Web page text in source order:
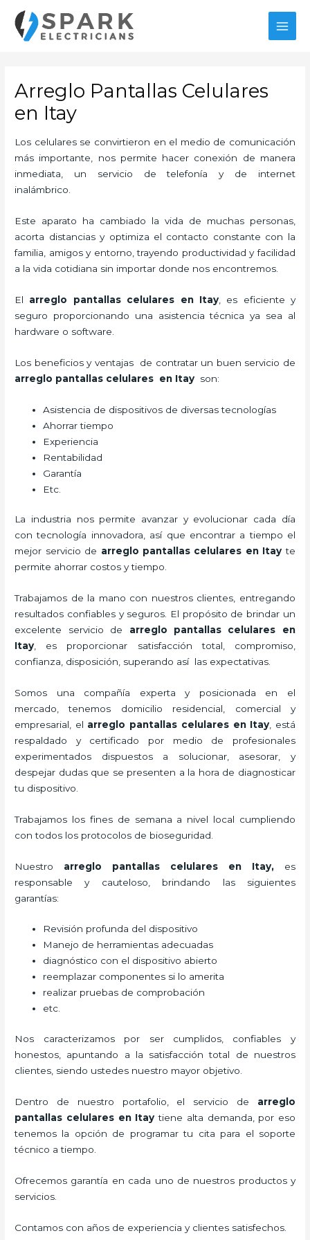
contenido
Arreglo Pantallas Celulares
en Itay
Los celulares se convirtieron en el medio de comunicación
más importante, nos permite hacer conexión de manera
inmediata, un servicio de telefonía y de internet
inalámbrico.
Este aparato ha cambiado la vida de muchas personas,
acorta distancias y optimiza el contacto constante con la
familia, amigos y entorno, trayendo productividad y facilidad
a la vida cotidiana sin importar donde nos encontremos.
El arreglo pantallas celulares en Itay, es eficiente y
seguro proporcionando una asistencia técnica ya sea al
hardware o software.
Los beneficios y ventajas de contratar un buen servicio de
arreglo pantallas celulares en Itay son:
Asistencia de dispositivos de diversas tecnologías
Ahorrar tiempo
Experiencia
Rentabilidad
Garantía
Etc.
La industria nos permite avanzar y evolucionar cada día
con tecnología innovadora, así que encontrar a tiempo el
mejor servicio de arreglo pantallas celulares en Itay te
permite ahorrar costos y tiempo.
Trabajamos de la mano con nuestros clientes, entregando
resultados confiables y seguros. El propósito de brindar un
excelente servicio de arreglo pantallas celulares en
Itay , es proporcionar satisfacción total, compromiso,
confianza, disposición, superando así las expectativas.
Somos una compañía experta y posicionada en el
mercado, tenemos domicilio residencial, comercial y
empresarial, el arreglo pantallas celularesen Itay , está
respaldado y certificado por medio de profesionales
experimentados dispuestos a solucionar, asesorar, y
despejar dudas que se presenten a la hora de diagnosticar
tu dispositivo.
Trabajamos los fines de semana a nivel local cumpliendo
con todos los protocolos de bioseguridad.
Nuestro arreglo pantallas celulares en Itay, es
responsable y cauteloso, brindando las siguientes
garantías:
Revisión profunda del dispositivo
Manejo de herramientas adecuadas
diagnóstico con el dispositivo abierto
reemplazar componentes si lo amerita
realizar pruebas de comprobación
etc.
Nos caracterizamos por ser cumplidos, confiables y
honestos, apuntando a la satisfacción total de nuestros
clientes, siendo ustedes nuestro mayor objetivo.
Dentro de nuestro portafolio, el servicio de arreglo
pantallas celulares en Itay tiene alta demanda, por eso
tenemos la opción de programar tu cita para el soporte
técnico a tiempo.
Ofrecemos garantía en cada uno de nuestros productos y
servicios.
Contamos con años de experiencia y clientes satisfechos.